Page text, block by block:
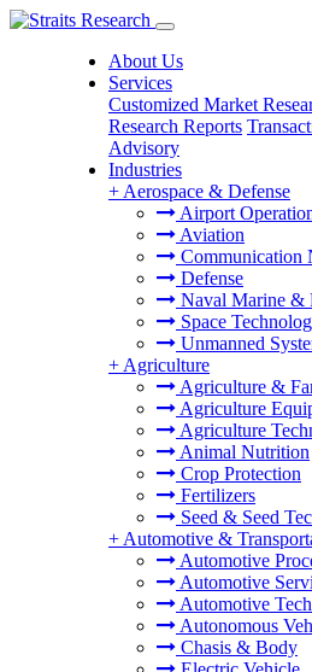
About Us
Services
Customized Market
Research Reports
Advisory
Industries
+ Aerospace & Defense
Airport
Aviation
Communication
Defense
Naval Marine &
Space
Unmanned
+ Agriculture
Agriculture &
Agriculture
Agriculture
Animal Nutrition
Crop Protection
Fertilizers
Seed & Seed
+ Automotive &
Automotive
Automotive
Automotive
Autonomous
Chasis & Body